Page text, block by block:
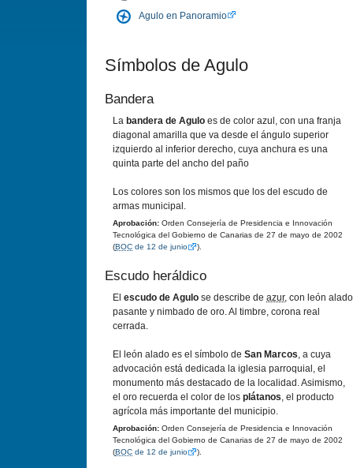
Agulo en Panoramio
Símbolos de Agulo
Bandera
La bandera de Agulo es de color azul, con una franja
diagonal amarilla que va desde el ángulo superior
izquierdo al inferior derecho, cuya anchura es una
quinta parte del ancho del paño
Los colores son los mismos que los del escudo de
armas municipal.
Aprobación: Orden Consejería de Presidencia e Innovación
Tecnológica del Gobierno de Canarias de 27 de mayo de 2002
(BOC de 12 de junio ).
Escudo heráldico
El escudo de Agulo se describe de azur, con león alado
pasante y nimbado de oro. Al timbre, corona real
cerrada.
El león alado es el símbolo de San Marcos, a cuya
advocación está dedicada la iglesia parroquial, el
monumento más destacado de la localidad. Asimismo,
el oro recuerda el color de los plátanos, el producto
agrícola más importante del municipio.
Aprobación: Orden Consejería de Presidencia e Innovación
Tecnológica del Gobierno de Canarias de 27 de mayo de 2002
(BOC de 12 de junio ).